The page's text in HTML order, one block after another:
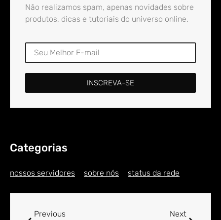
Não realizamos spam, apenas novidades sobre
produtos, dicas e tutoriais do universo online.
INSCREVA-SE
Categorias
nossos servidores sobre nós status da rede
Previous Next